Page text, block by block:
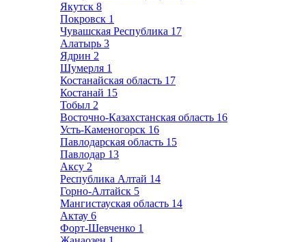
Якутск 8
Покровск 1
Чувашская Республика 17
Алатырь 3
Ядрин 2
Шумерля 1
Костанайская область 17
Костанай 15
Тобыл 2
Восточно-Казахстанская область 16
Усть-Каменогорск 16
Павлодарская область 15
Павлодар 13
Аксу 2
Республика Алтай 14
Горно-Алтайск 5
Мангистауская область 14
Актау 6
Форт-Шевченко 1